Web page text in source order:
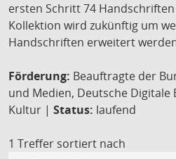
ersten Schritt 74
Kollektion wird zukünftig um
Handschriften erweitert
Förderung: Beauftragte der
und Medien, Deutsche
Kultur | Status: laufend
1 Treffer sortiert nach